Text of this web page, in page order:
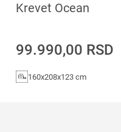
Krevet Ocean
99.990,00 RSD
160x208x123 cm